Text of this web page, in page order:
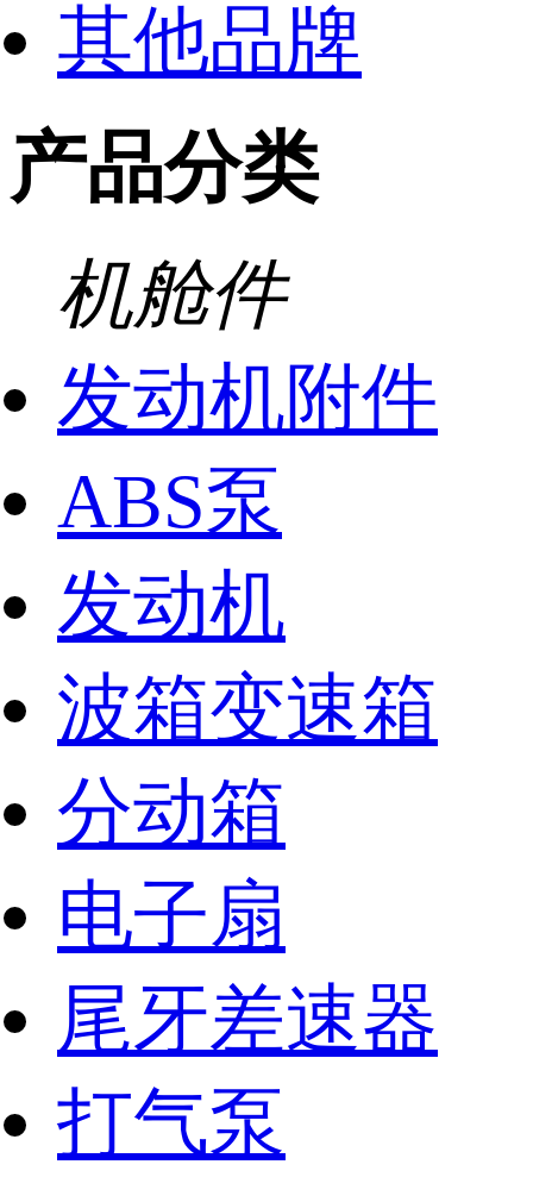
其他品牌
产品分类
机舱件
发动机附件
ABS泵
发动机
波箱变速箱
分动箱
电子扇
尾牙差速器
打气泵